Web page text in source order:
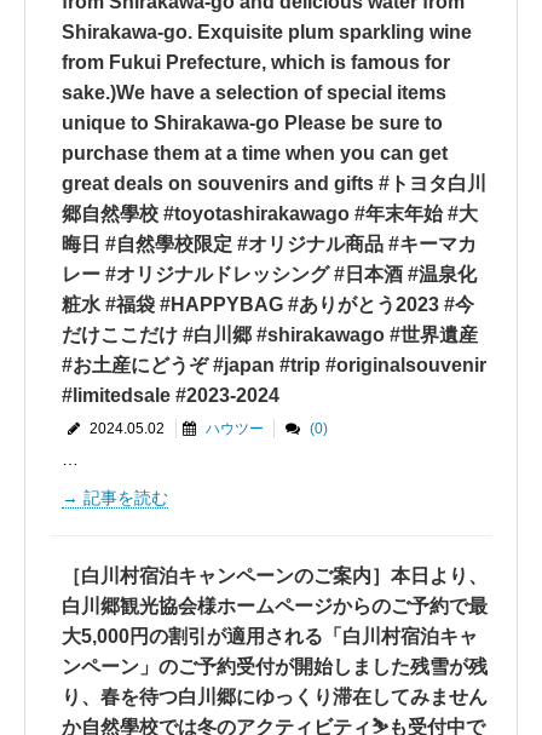
Shirakawa-go. Exquisite plum sparkling wine
from Fukui Prefecture, which is famous for
sake.)We have a selection of special items
unique to Shirakawa-go Please be sure to
purchase them at a time when you can get
great deals on souvenirs and gifts #トヨタ白川
郷自然學校 #toyotashirakawago #年末年始 #大
晦日 #自然學校限定 #オリジナル商品 #キーマカ
レー #オリジナルドレッシング #日本酒 #温泉化
粧水 #福袋 #HAPPYBAG #ありがとう2023 #今
だけここだけ #白川郷 #shirakawago #世界遺産
#お土産にどうぞ #japan #trip #originalsouvenir
#limitedsale #2023-2024
2024.05.02 ハウツー (0)
記事を読む
［白川村宿泊キャンペーンのご案内］本日より、
白川郷観光協会様ホームページからのご予約で最
大5,000円の割引が適用される「白川村宿泊キャ
ンペーン」のご予約受付が開始しました残雪が残
り、春を待つ白川郷にゆっくり滞在してみません
か自然學校では冬のアクティビティ⛷も受付中で